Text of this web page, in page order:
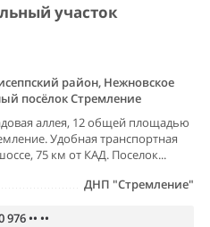
участок
район, Нежновское
посёлок Стремление
аллея, 12 общей площадью
Удобная транспортная
75 км от КАД. Поселок...
ДНП "Стремление"
976 •• ••